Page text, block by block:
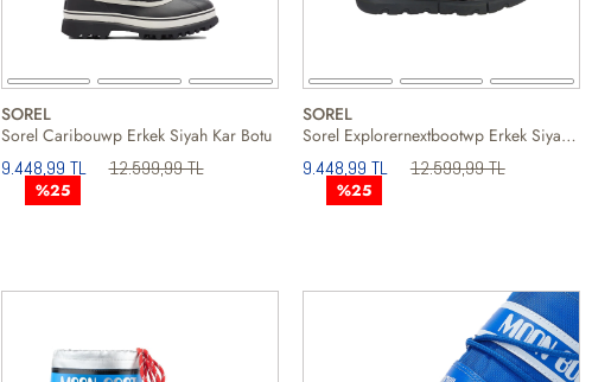
SOREL
Sorel Caribouwp Erkek Siyah Kar Botu
9.448,99 TL 12.599,99 TL
%25
SOREL
Sorel Explorernextbootwp Erkek Siyah Kar Botu
9.448,99 TL 12.599,99 TL
%25